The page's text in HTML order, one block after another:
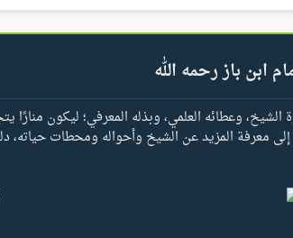
ابن باز رحمه الله
وعطائه العلمي، وبذله المعرفي؛ ليكون منارًا
معرفة المزيد عن الشيخ وأحواله ومحطات حياته،